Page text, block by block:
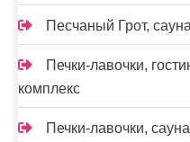
Песчаный Грот, сауна
Печки-лавочки,
комплекс
Печки-лавочки, сауна